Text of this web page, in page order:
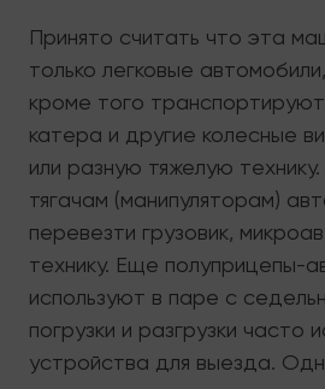
Принято считать что эта
только легковые
кроме того
катера и другие колесные
или разную тяжелую
тягачам (манипуляторам)
перевезти грузовик,
технику. Еще полуприцепы-
используют в паре с
погрузки и разгрузки часто
устройства для выезда.